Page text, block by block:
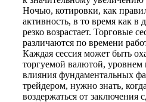
Ночью, котировки, как
активность, в то время как в
резко возрастает. Торговые
различаются по времени
Каждая сессия может быть
торгуемой валютой, уровнем
влияния фундаментальных
трейдером, нужно знать,
воздержаться от заключения